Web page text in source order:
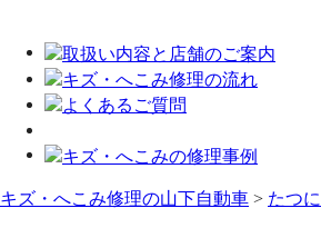
キズ・へこみ修理の山下自動車 > たつ